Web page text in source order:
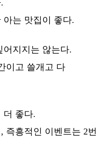
는 맛집이 좋다.
지지는 않는다.
이고 쓸개고 다
더 좋다.
즉흥적인 이벤트는 2번